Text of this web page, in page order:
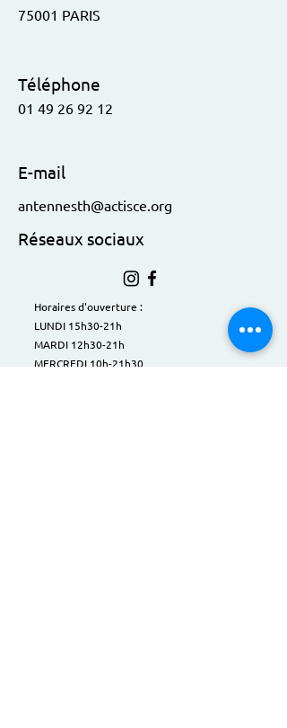
75001 PARIS
Téléphone
01 49 26 92 12
E-mail
antennesth@actisce.org
Réseaux sociaux
Horaires d'ouverture :
LUNDI 15h30-21h
MARDI 12h30-21h
MERCREDI 10h-21h30